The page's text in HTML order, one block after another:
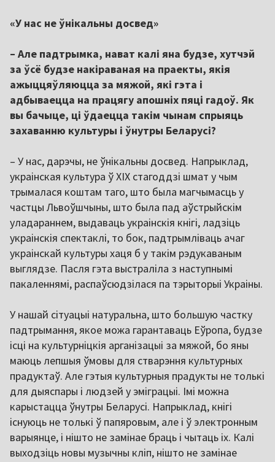
«У нас не ўнікальны досвед»
– Але падтрымка, нават калі яна будзе, хутчэй
за ўсё будзе накіраваная на праекты, якія
ажыццяўляюцца за мяжой, які гэта і
адбываецца на працягу апошніх пяці гадоў. Як
вы бачыце, ці ўдаецца такім чынам спрыяць
захаванню культуры і ўнутры Беларусі?
– У нас, дарэчы, не ўнікальны досвед. Напрыклад,
украінская культура ў ХІХ стагоддзі шмат у чым
трымалася коштам таго, што была магчымасць у
частцы Львоўшчыны, што была пад аўстрыйскім
уладараннем, выдаваць украінскія кнігі, ладзіць
украінскія спектаклі, то бок, падтрымліваць ачаг
украінскай культуры хаця б у такім рэдукаваным
выглядзе. Пасля гэта выстраліла з наступнымі
пакаленнямі, распаўсюдзілася па тэрыторыі Украіны.
У нашай сітуацыі натуральна, што большую частку
падтрымання, якое можа гарантаваць Еўропа, будзе
ісці на культурніцкія арганізацыі за мяжой, бо яны
маюць лепшыя ўмовы для стварэння культурных
прадуктаў. Але гэтыя культурныя прадукты не толькі
для дыяспары і людзей у эміграцыі. Імі можна
карыстацца ўнутры Беларусі. Напрыклад, кнігі
існуюць не толькі ў папяровым, але і ў электронным
варыянце, і нішто не замінае браць і чытаць іх. Калі
выходзіць новы музычны кліп, нішто не замінае